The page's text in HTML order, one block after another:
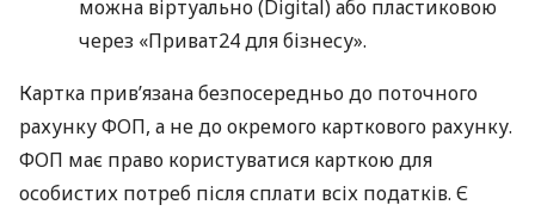
можна віртуально (Digital) або пластиковою
через «Приват24 для бізнесу».
Картка прив’язана безпосередньо до поточного
рахунку ФОП, а не до окремого карткового рахунку.
ФОП має право користуватися карткою для
особистих потреб після сплати всіх податків. Є